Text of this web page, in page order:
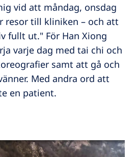
vid att måndag, onsdag
resor till kliniken – och att
fullt ut." För Han Xiong
varje dag med tai chi och
samt att gå och
Med andra ord att
en patient.